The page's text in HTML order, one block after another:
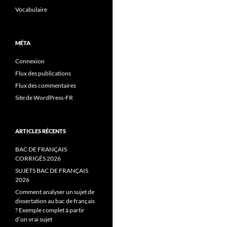
Vocabulaire
MÉTA
Connexion
Flux des publications
Flux des commentaires
Site de WordPress-FR
ARTICLES RÉCENTS
BAC DE FRANÇAIS
CORRIGÉS 2026
SUJETS BAC DE FRANÇAIS
2026
Comment analyser un sujet de
dissertation au bac de français
? Exemple complet à partir
d’un vrai sujet